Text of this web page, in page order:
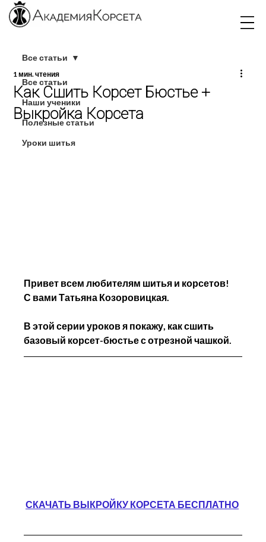
Все статьи
Наши ученики
Полезные статьи
Уроки шитья
Все статьи
Как Сшить Корсет Бюстье +
Выкройка Корсета
1 мин. чтения
Привет всем любителям шитья и корсетов!
С вами Татьяна Козоровицкая.
В этой серии уроков я покажу, как сшить
базовый корсет-бюстье с отрезной чашкой.
СКАЧАТЬ ВЫКРОЙКУ КОРСЕТА БЕСПЛАТНО